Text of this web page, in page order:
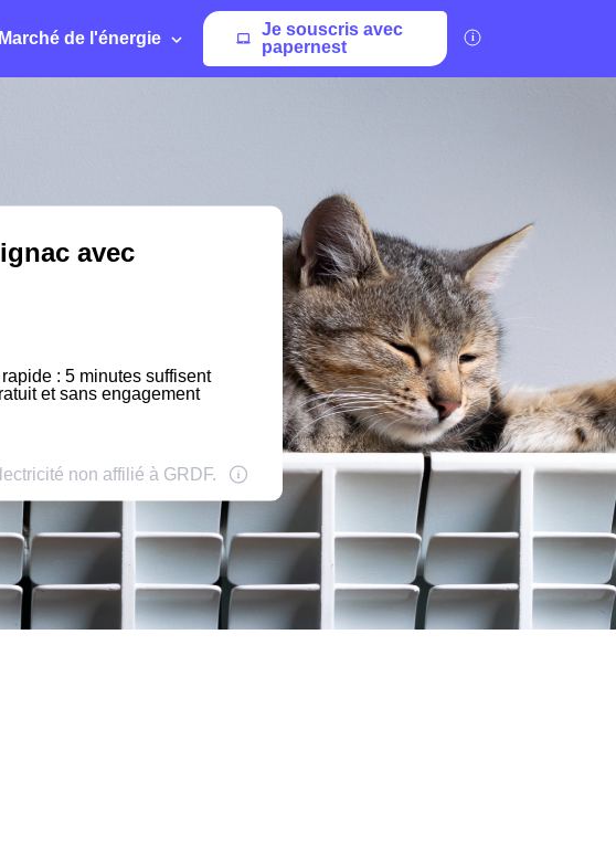
Marché de l'énergie
Je souscris avec
papernest